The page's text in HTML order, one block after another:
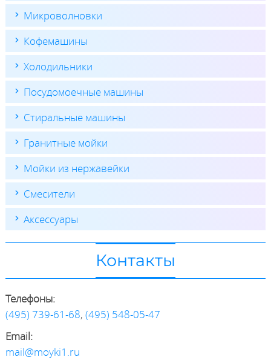
Микроволновки
Кофемашины
Холодильники
Посудомоечные машины
Стиральные машины
Гранитные мойки
Мойки из нержавейки
Смесители
Аксессуары
Контакты
Телефоны:
(495) 739-61-68, (495) 548-05-47
Email:
mail@moyki1.ru